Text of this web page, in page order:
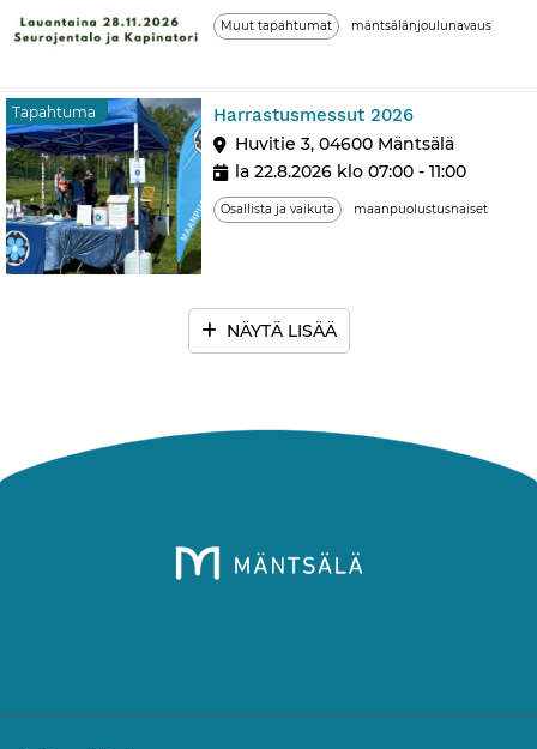
Muut tapahtumat mäntsälänjoulunavaus
Tapahtuma Harrastusmessut 2026Tapahtuma
Huvitie 3, 04600 Mäntsälä
la 22.8.2026 klo 07:00 - 11:00
Osallista ja vaikuta maanpuolustusnaiset
NÄYTÄ LISÄÄ